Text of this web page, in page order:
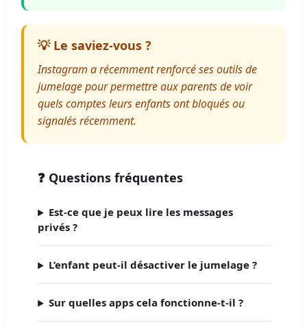
💡 Le saviez-vous ?
Instagram a récemment renforcé ses outils de
jumelage pour permettre aux parents de voir
quels comptes leurs enfants ont bloqués ou
signalés récemment.
❓ Questions fréquentes
Est-ce que je peux lire les messages
privés ?
L’enfant peut-il désactiver le jumelage ?
Sur quelles apps cela fonctionne-t-il ?